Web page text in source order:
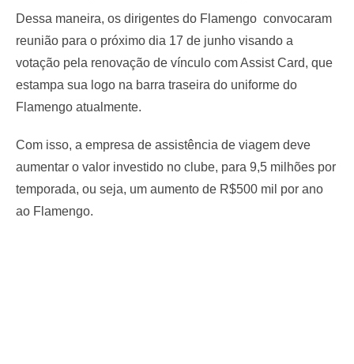
Dessa maneira, os dirigentes do Flamengo convocaram
reunião para o próximo dia 17 de junho visando a
votação pela renovação de vínculo com Assist Card, que
estampa sua logo na barra traseira do uniforme do
Flamengo atualmente.
Com isso, a empresa de assistência de viagem deve
aumentar o valor investido no clube, para 9,5 milhões por
temporada, ou seja, um aumento de R$500 mil por ano
ao Flamengo.